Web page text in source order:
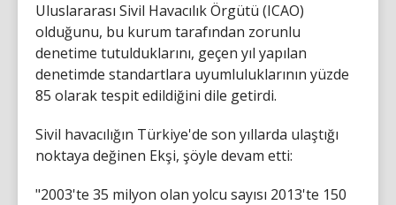
Uluslararası Sivil Havacılık Örgütü (ICAO)
olduğunu, bu kurum tarafından zorunlu
denetime tutulduklarını, geçen yıl yapılan
denetimde standartlara uyumluluklarının yüzde
85 olarak tespit edildiğini dile getirdi.
Sivil havacılığın Türkiye'de son yıllarda ulaştığı
noktaya değinen Ekşi, şöyle devam etti:
"2003'te 35 milyon olan yolcu sayısı 2013'te 150